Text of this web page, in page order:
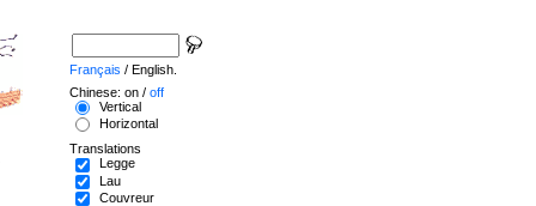
Français / English.
Chinese: on / off
Vertical
Horizontal
Translations
Legge
Lau
Couvreur